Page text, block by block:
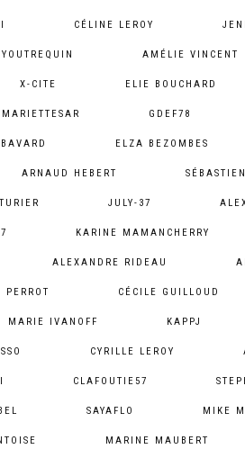
CÉLINE LEROY
AMÉLIE VINCENT
X-CITE ELIE BOUCHARD
MARIETTESAR GDEF78
ELZA BEZOMBES
ARNAUD HEBERT
JULY-37
KARINE MAMANCHERRY
ALEXANDRE RIDEAU
PERROT CÉCILE GUILLOUD
MARIE IVANOFF KAPPJ
CYRILLE LEROY
CLAFOUTIE57
SAYAFLO MIKE
MARINE MAUBERT